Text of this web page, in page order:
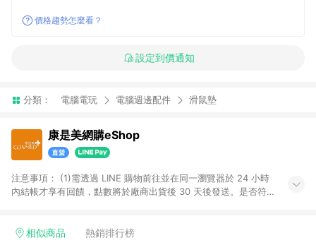
價格趨勢怎麼看？
設定到價通知
分類： 電腦電玩 電腦週邊配件 滑鼠墊
康是美網購eShop
注意事項：​ (1)需透過 LINE 購物前往並在同一瀏覽器於 24 小時
內結帳才享有回饋，點數將於廠商出貨後 30 天後發送。​是否符
黃金鑽飾/精品相關/3C數位(含周邊)/家電視聽/運動戶外/母嬰用
相似商品 熱銷排行榜